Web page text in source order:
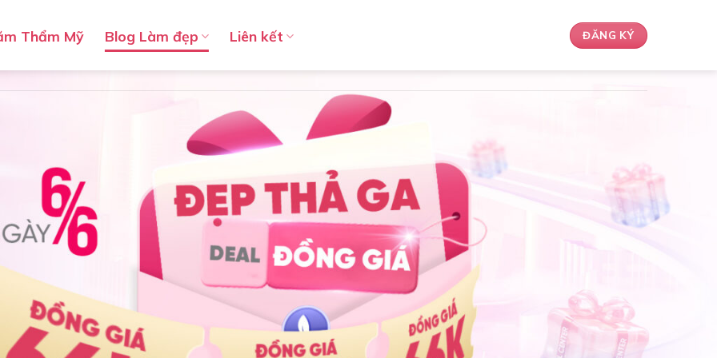
Thẩm Mỹ Blog Làm đẹp Liên kết ĐĂNG KÝ